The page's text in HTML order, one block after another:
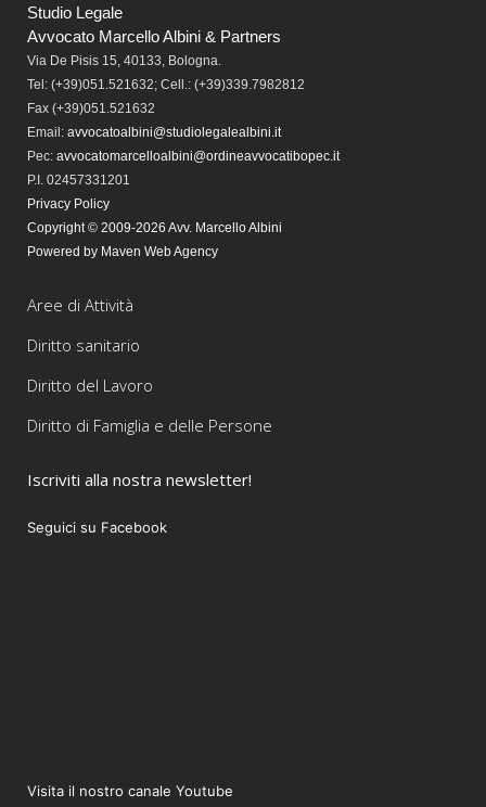
Studio Legale
Avvocato Marcello Albini & Partners
Via De Pisis 15, 40133, Bologna.
Tel: (+39)051.521632; Cell.: (+39)339.7982812
Fax (+39)051.521632
Email: avvocatoalbini@studiolegalealbini.it
Pec: avvocatomarcelloalbini@ordineavvocatibopec.it
P.I. 02457331201
Privacy Policy
Copyright © 2009-2026 Avv. Marcello Albini
Powered by Maven Web Agency
Aree di Attività
Diritto sanitario
Diritto del Lavoro
Diritto di Famiglia e delle Persone
Iscriviti alla nostra newsletter!
Seguici su Facebook
Visita il nostro canale Youtube